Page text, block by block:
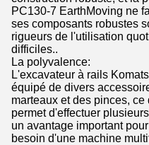
PC130-7 EarthMoving ne
ses composants robustes
rigueurs de l'utilisation
difficiles..
La polyvalence:
L'excavateur à rails
équipé de divers
marteaux et des pinces,
permet d'effectuer
un avantage important
besoin d'une machine